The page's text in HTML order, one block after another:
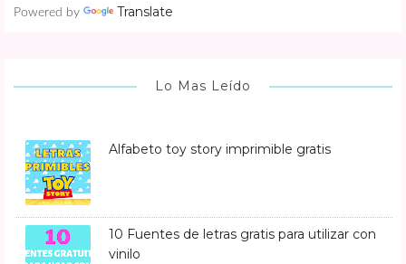
Powered by Translate
Lo Mas Leído
Alfabeto toy story imprimible gratis
10 Fuentes de letras gratis para utilizar con
vinilo